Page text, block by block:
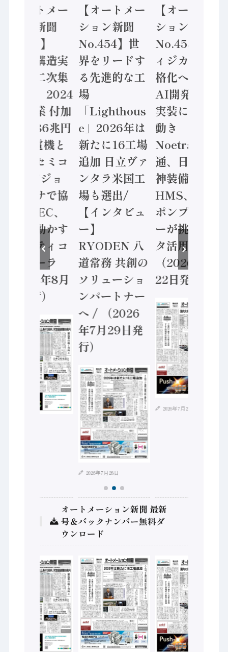
【オートメー
ション新聞
No.455】
「経済構造実
態調査二次集
計結果」2024
年製造業 付加
価値額86兆円
/ 三菱電機と
ソニーセミコ
ン AIビジョ
ンセンサで協
業 / IDEC、
安全に動かす
セーフティコ
ントローラ
（2026年8月
5日発行）
【オートメー
ション新聞
No.454】世
界をリードす
る先進的な工
場
「Lighthous
e」2026年は
新たに16工場
追加 日立ヴァ
ンタラ米国工
場も選出/
【インタビュ
ー】
RYODEN 八
道常務 共創の
ソリューショ
ンパートナー
へ / （2026
年7月29日発
行）
2026年7月28日
【オートメー
ション新聞
No.453】フ
ィジカルAI本
格化へ 国産
AI開発や社会
実装に活発な
動き
Noetra、富士
通、日立 / 兵
神装備 ×
HMS、老舗
ポンプメーカ
ーが挑むデー
タ活用 など
（2026年7月
22日発行）
2026年7月21日
オートメーション新聞 最新
号＆バックナンバー無料ダ
ウンロード